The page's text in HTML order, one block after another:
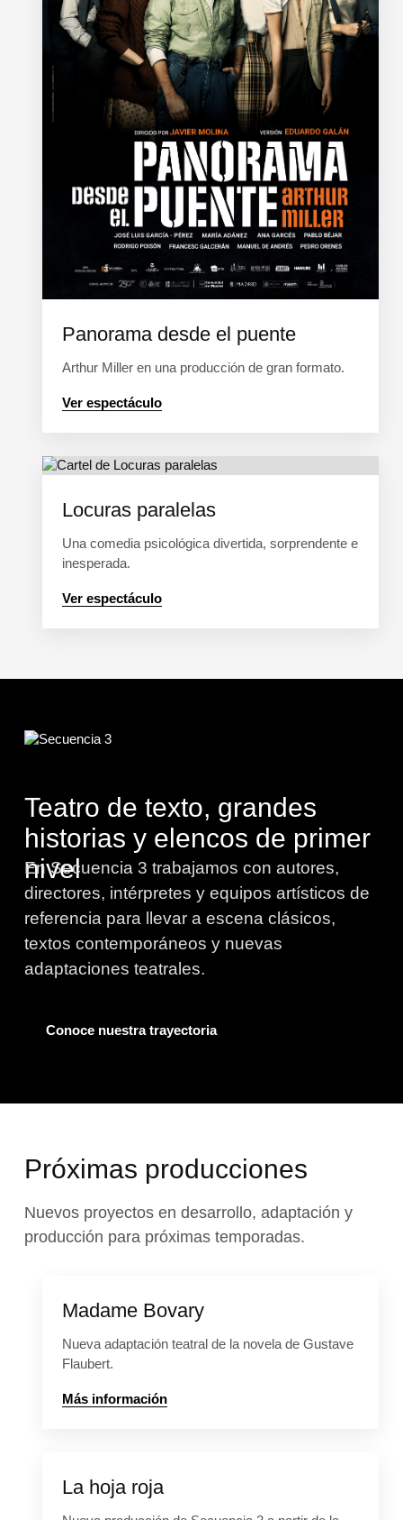
Panorama desde el puente
Arthur Miller en una producción de gran formato.
Ver espectáculo
Locuras paralelas
Una comedia psicológica divertida, sorprendente e
inesperada.
Ver espectáculo
Teatro de texto, grandes
historias y elencos de primer
nivel
En Secuencia 3 trabajamos con autores,
directores, intérpretes y equipos artísticos de
referencia para llevar a escena clásicos,
textos contemporáneos y nuevas
adaptaciones teatrales.
Conoce nuestra trayectoria
Próximas producciones
Nuevos proyectos en desarrollo, adaptación y
producción para próximas temporadas.
Madame Bovary
Nueva adaptación teatral de la novela de Gustave
Flaubert.
Más información
La hoja roja